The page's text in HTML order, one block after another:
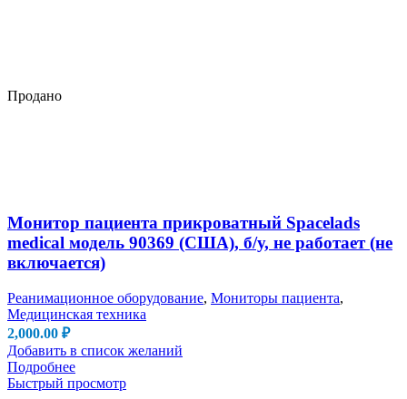
Продано
Монитор пациента прикроватный Spacelads
medical модель 90369 (США), б/у, не работает (не
включается)
Реанимационное оборудование, Мониторы пациента,
Медицинская техника
2,000.00 ₽
Добавить в список желаний
Подробнее
Быстрый просмотр